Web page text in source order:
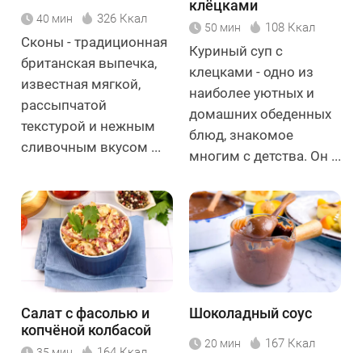
40 мин 326 Ккал
Сконы - традиционная
британская выпечка,
известная мягкой,
рассыпчатой
текстурой и нежным
сливочным вкусом ...
клёцками
50 мин 108 Ккал
Куриный суп с
клецками - одно из
наиболее уютных и
домашних обеденных
блюд, знакомое
многим с детства. Он ...
Салат с фасолью и
копчёной колбасой
Шоколадный соус
20 мин 167 Ккал